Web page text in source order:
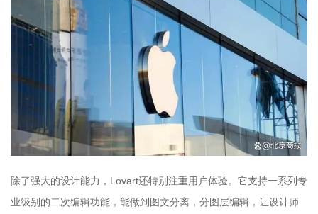
除了强大的设计能力，Lovart还特别注重用户体验。它支持一系列专
业级别的二次编辑功能，能做到图文分离，分图层编辑，让设计师